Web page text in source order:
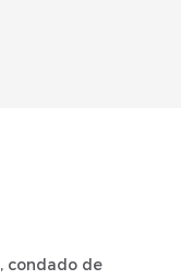
condado de